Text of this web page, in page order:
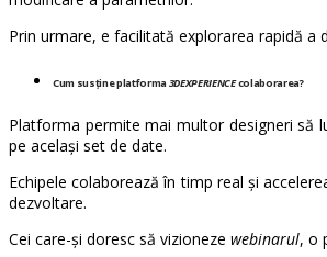
Prin urmare, e facilitată explorarea rapidă a
Cum susține platforma3DEXPERIENCEcolaborarea?
Platforma permite mai multor designeri să
pe același set de date.
Echipele colaborează în timp real și
dezvoltare.
Cei care-și doresc să vizioneze webinarul, o